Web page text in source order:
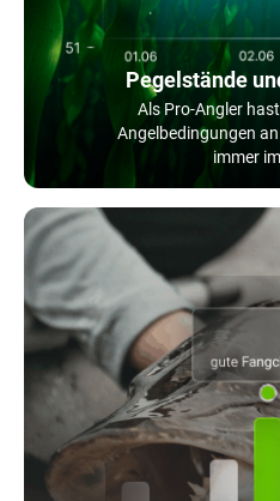
Pegelstände
Als Pro-Angler
Angelbedingungen
immer